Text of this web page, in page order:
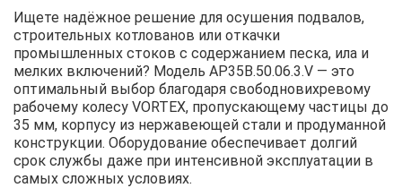
Ищете надёжное решение для осушения подвалов,
строительных котлованов или откачки
промышленных стоков с содержанием песка, ила и
мелких включений? Модель AP35B.50.06.3.V — это
оптимальный выбор благодаря свободновихревому
рабочему колесу VORTEX, пропускающему частицы до
35 мм, корпусу из нержавеющей стали и продуманной
конструкции. Оборудование обеспечивает долгий
срок службы даже при интенсивной эксплуатации в
самых сложных условиях.